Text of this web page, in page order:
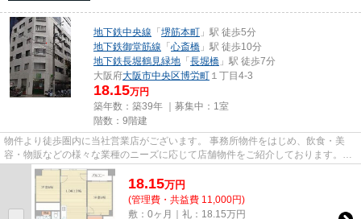
地下鉄中央線 「堺筋本町 」駅 徒歩5分
地下鉄御堂筋線 「心斎橋 」駅 徒歩10分
地下鉄長堀鶴見緑地 「長堀橋 」駅 徒歩7分
大阪府大阪市中央区博労町 １丁目4-3
18.15万円
築年数：築39年 ｜募集中： 1室
階数：9階建
物件より徒歩圏内に当社営業店がございます。 事務所物件をはじめ、飲食・美
容・物販などの様々な業種のニーズに応じて店舗物件をご紹介しております。
尚、弊社ではおとり広告は一切...
18.15万円
(管理費・共益費 11,000円)
敷：0ヶ月｜礼：18.15万円